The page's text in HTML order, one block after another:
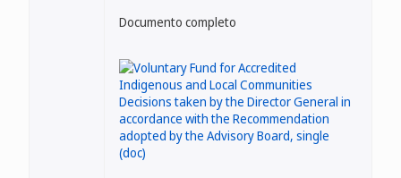
Documento completo